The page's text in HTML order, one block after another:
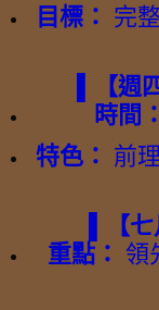
目標： 完
▌【週
時間：
特色： 前
▌【
重點： 領